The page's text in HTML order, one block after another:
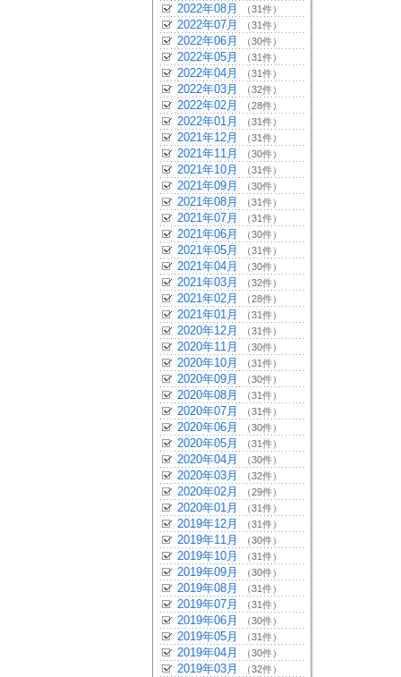
2022年08月 （31件）
2022年07月 （31件）
2022年06月 （30件）
2022年05月 （31件）
2022年04月 （31件）
2022年03月 （32件）
2022年02月 （28件）
2022年01月 （31件）
2021年12月 （31件）
2021年11月 （30件）
2021年10月 （31件）
2021年09月 （30件）
2021年08月 （31件）
2021年07月 （31件）
2021年06月 （30件）
2021年05月 （31件）
2021年04月 （30件）
2021年03月 （32件）
2021年02月 （28件）
2021年01月 （31件）
2020年12月 （31件）
2020年11月 （30件）
2020年10月 （31件）
2020年09月 （30件）
2020年08月 （31件）
2020年07月 （31件）
2020年06月 （30件）
2020年05月 （31件）
2020年04月 （30件）
2020年03月 （32件）
2020年02月 （29件）
2020年01月 （31件）
2019年12月 （31件）
2019年11月 （30件）
2019年10月 （31件）
2019年09月 （30件）
2019年08月 （31件）
2019年07月 （31件）
2019年06月 （30件）
2019年05月 （31件）
2019年04月 （30件）
2019年03月 （32件）